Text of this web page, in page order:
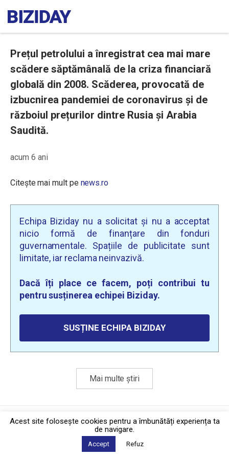
Prețul petrolului a înregistrat cea mai mare
scădere săptămânală de la criza financiară
globală din 2008. Scăderea, provocată de
izbucnirea pandemiei de coronavirus și de
războiul prețurilor dintre Rusia și Arabia
Saudită.
acum 6 ani
Citește mai mult pe news.ro
Echipa Biziday nu a solicitat și nu a acceptat
nicio formă de finanțare din fonduri
guvernamentale. Spațiile de publicitate sunt
limitate, iar reclama neinvazivă.
Dacă îți place ce facem, poți contribui tu
pentru susținerea echipei Biziday.
SUSȚINE ECHIPA BIZIDAY
Mai multe știri
Politica de confidențialitate·Contact
2026 © Biziday
Acest site foloseşte cookies pentru a îmbunătăți experiența ta
de navigare.
Accept Refuz